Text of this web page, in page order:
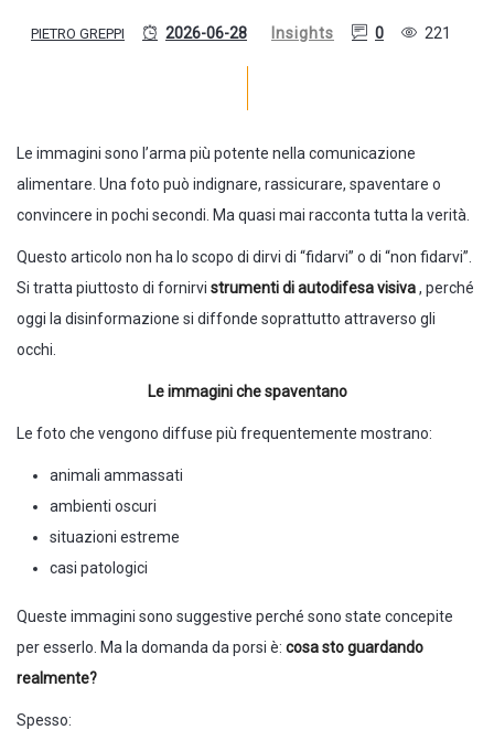
PIETRO GREPPI 2026-06-28 Insights 0 221
Le immagini sono l’arma più potente nella comunicazione
alimentare. Una foto può indignare, rassicurare, spaventare o
convincere in pochi secondi. Ma quasi mai racconta tutta la verità.
Questo articolo non ha lo scopo di dirvi di “fidarvi” o di “non fidarvi”.
Si tratta piuttosto di fornirvi strumenti di autodifesa visiva, perché
oggi la disinformazione si diffonde soprattutto attraverso gli
occhi.
Le immagini che spaventano
Le foto che vengono diffuse più frequentemente mostrano:
animali ammassati
ambienti oscuri
situazioni estreme
casi patologici
Queste immagini sono suggestive perché sono state concepite
per esserlo. Ma la domanda da porsi è: cosa sto guardando
realmente?
Spesso: